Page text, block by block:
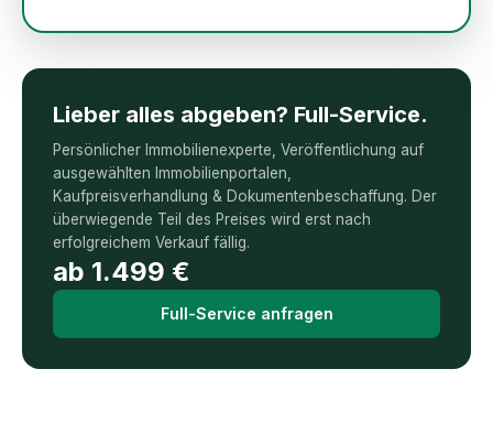
Lieber alles abgeben? Full-Service.
Persönlicher Immobilienexperte, Veröffentlichung auf
ausgewählten Immobilienportalen,
Kaufpreisverhandlung & Dokumentenbeschaffung. Der
überwiegende Teil des Preises wird erst nach
erfolgreichem Verkauf fällig.
ab 1.499 €
Full-Service anfragen